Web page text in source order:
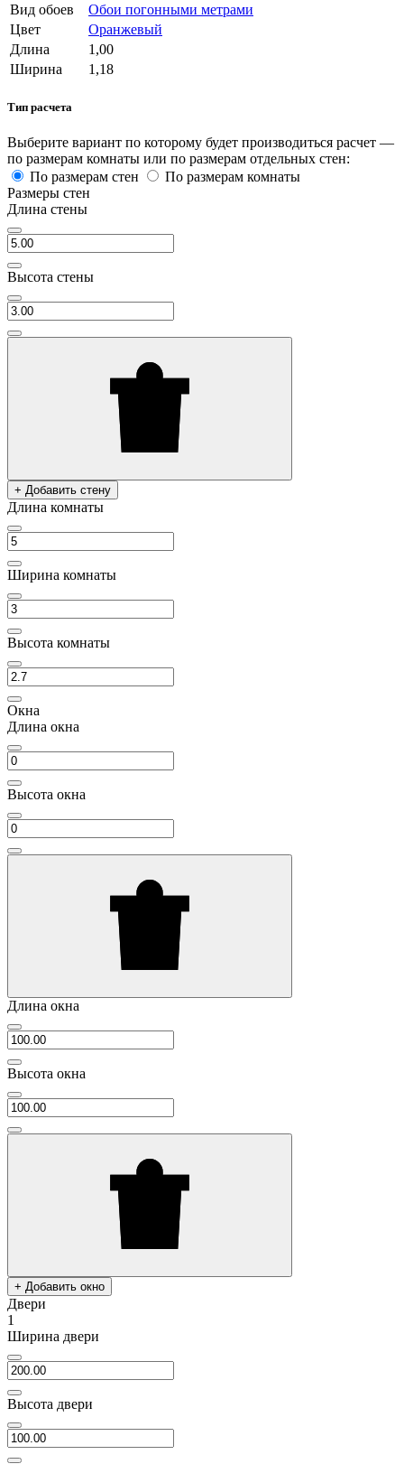
Вид обоев
Обои погонными метрами
Цвет
Оранжевый
Длина
1,00
Ширина
1,18
Тип расчета
Выберите вариант по которому будет производиться расчет —
по размерам комнаты или по размерам отдельных стен:
По размерам стен
По размерам комнаты
Размеры стен
Длина стены
Высота стены
+ Добавить стену
Длина комнаты
Ширина комнаты
Высота комнаты
Окна
Длина окна
Высота окна
Длина окна
Высота окна
+ Добавить окно
Двери
1
Ширина двери
Высота двери